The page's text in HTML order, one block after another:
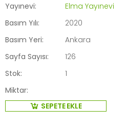
Yayınevi:
Elma Yayınevi
Basım Yılı:
2020
Basım Yeri:
Ankara
Sayfa Sayısı:
126
Stok:
1
Miktar:
SEPETE EKLE